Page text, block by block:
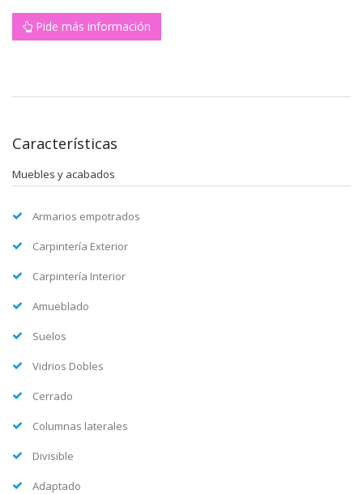
Pide más información
Características
Muebles y acabados
Armarios empotrados
Carpintería Exterior
Carpintería Interior
Amueblado
Suelos
Vidrios Dobles
Cerrado
Columnas laterales
Divisible
Adaptado